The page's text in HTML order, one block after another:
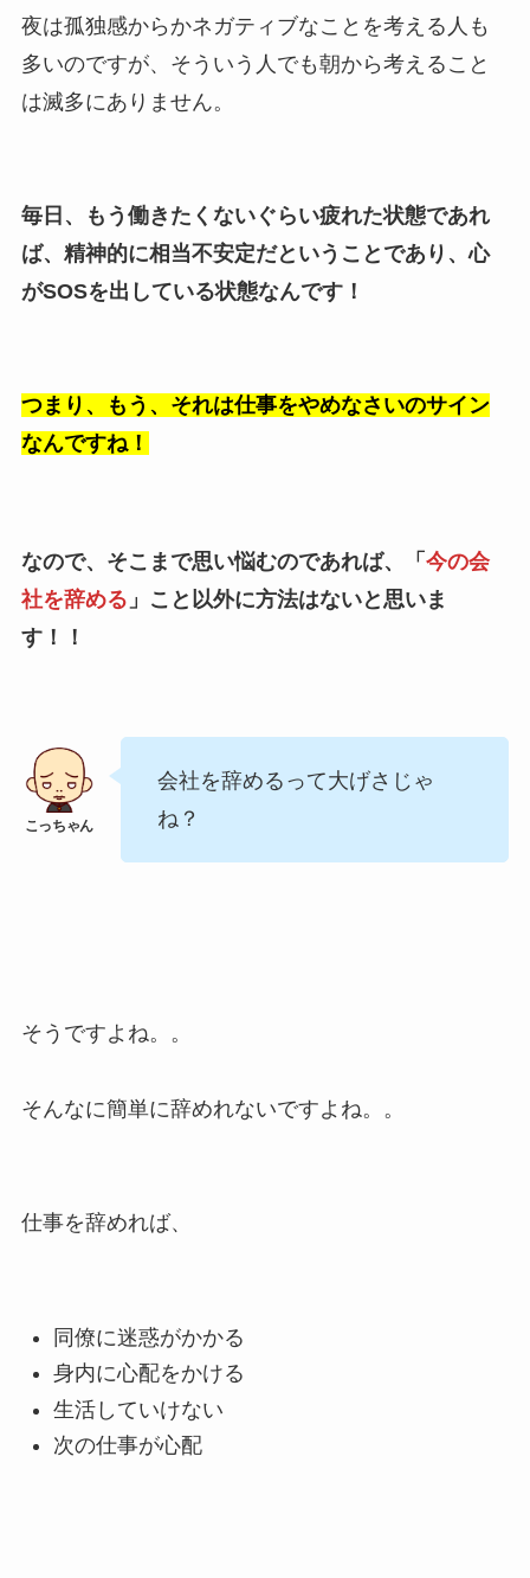
夜は孤独感からかネガティブなことを考える人も
多いのですが、そういう人でも朝から考えること
は滅多にありません。
毎日、もう働きたくないぐらい疲れた状態であれ
ば、精神的に相当不安定だということであり、心
がSOSを出している状態なんです！
つまり、もう、それは仕事をやめなさいのサイン
なんですね！
なので、そこまで思い悩むのであれば、「 今の会
社を辞める 」こと以外に方法はないと思いま
す！！
会社を辞めるって大げさじゃ
ね？
そうですよね。。
そんなに簡単に辞めれないですよね。。
仕事を辞めれば、
同僚に迷惑がかかる
身内に心配をかける
生活していけない
次の仕事が心配